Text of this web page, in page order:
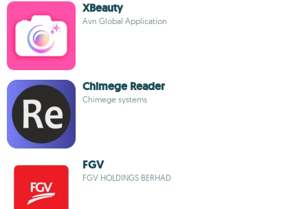
XBeauty
Avn Global Application
Chimege Reader
Chimege systems
FGV
FGV HOLDINGS BERHAD